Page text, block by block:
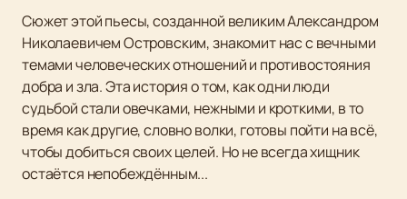
Сюжет этой пьесы, созданной великим Александром
Николаевичем Островским, знакомит нас с вечными
темами человеческих отношений и противостояния
добра и зла. Эта история о том, как одни люди
судьбой стали овечками, нежными и кроткими, в то
время как другие, словно волки, готовы пойти на всё,
чтобы добиться своих целей. Но не всегда хищник
остаётся непобеждённым...